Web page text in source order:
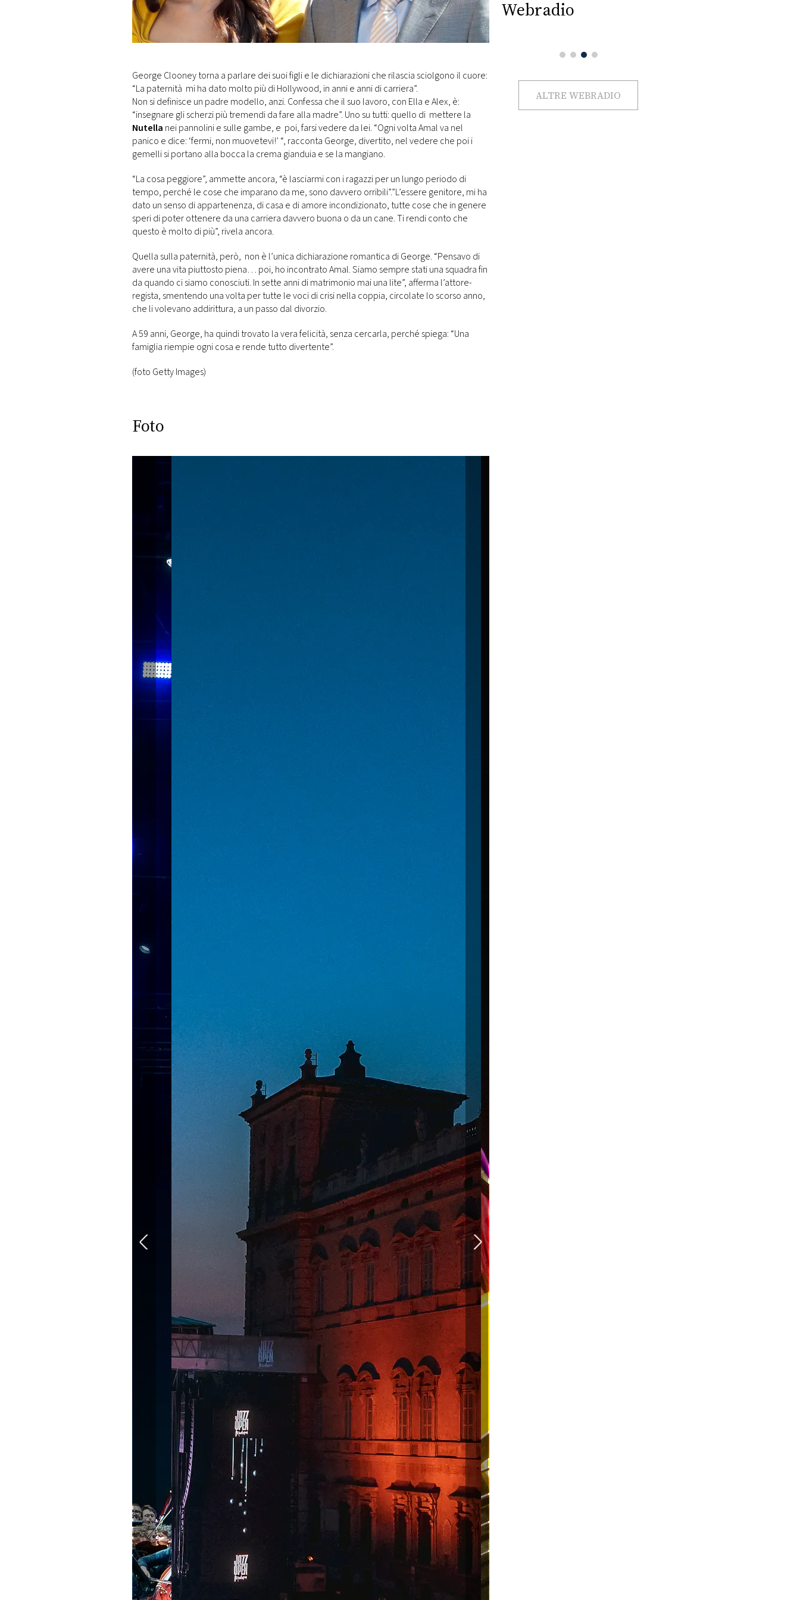
DI
MONACO
George Clooney torna a parlare dei suoi figli e le dichiarazioni che rilascia sciolgono il cuore:
“La paternità mi ha dato molto più di Hollywood, in anni e anni di carriera”.
Non si definisce un padre modello, anzi. Confessa che il suo lavoro, con Ella e Alex, è:
“insegnare gli scherzi più tremendi da fare alla madre”. Uno su tutti: quello di mettere la
Nutella nei pannolini e sulle gambe, e poi, farsi vedere da lei. “Ogni volta Amal va nel
panico e dice: ‘fermi, non muovetevi!’ “, racconta George, divertito, nel vedere che poi i
gemelli si portano alla bocca la crema gianduia e se la mangiano.
“La cosa peggiore”, ammette ancora, “è lasciarmi con i ragazzi per un lungo periodo di
tempo, perché le cose che imparano da me, sono davvero orribili”.”L’essere genitore, mi ha
dato un senso di appartenenza, di casa e di amore incondizionato, tutte cose che in genere
speri di poter ottenere da una carriera davvero buona o da un cane. Ti rendi conto che
questo è molto di più”, rivela ancora.
Quella sulla paternità, però, non è l’unica dichiarazione romantica di George. “Pensavo di
avere una vita piuttosto piena… poi, ho incontrato Amal. Siamo sempre stati una squadra fin
da quando ci siamo conosciuti. In sette anni di matrimonio mai una lite”, afferma l’attore-
regista, smentendo una volta per tutte le voci di crisi nella coppia, circolate lo scorso anno,
che li volevano addirittura, a un passo dal divorzio.
A 59 anni, George, ha quindi trovato la vera felicità, senza cercarla, perché spiega: “Una
famiglia riempie ogni cosa e rende tutto divertente”.
(foto Getty Images)
Foto
Webradio
ALTRE WEBRADIO